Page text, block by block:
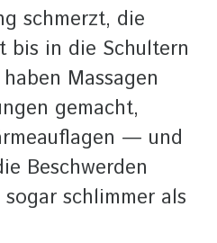
schmerzt, die
bis in die Schultern
Massagen
gemacht,
— und
Beschwerden
schlimmer als